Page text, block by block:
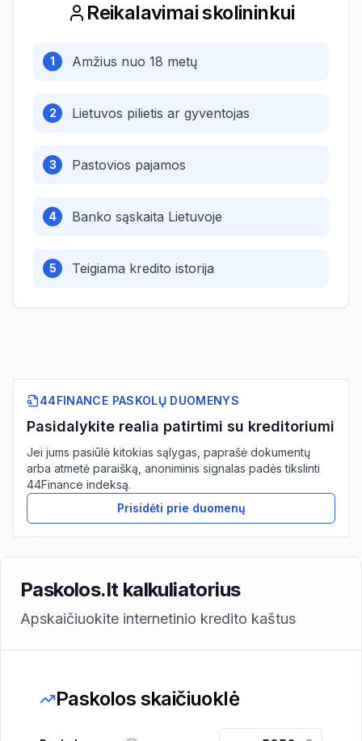
Reikalavimai skolininkui
1 Amžius nuo 18 metų
2 Lietuvos pilietis ar gyventojas
3 Pastovios pajamos
4 Banko sąskaita Lietuvoje
5 Teigiama kredito istorija
44FINANCE PASKOLŲ DUOMENYS
Pasidalykite realia patirtimi su kreditoriumi
Jei jums pasiūlė kitokias sąlygas, paprašė dokumentų
arba atmetė paraišką, anoniminis signalas padės tikslinti
44Finance indeksą.
Prisidėti prie duomenų
Paskolos.lt kalkuliatorius
Apskaičiuokite internetinio kredito kaštus
Paskolos skaičiuoklė